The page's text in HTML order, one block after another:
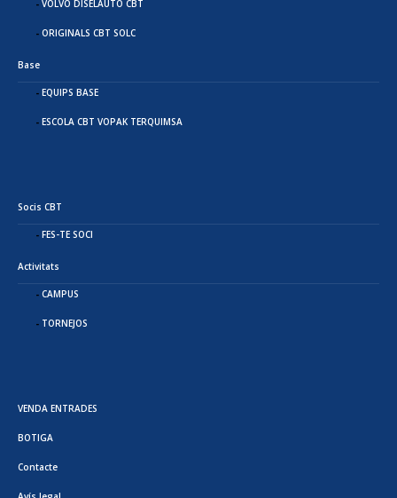
VOLVO DISELAUTO CBT
ORIGINALS CBT SOLC
Base
EQUIPS BASE
ESCOLA CBT VOPAK TERQUIMSA
Socis CBT
FES-TE SOCI
Activitats
CAMPUS
TORNEJOS
VENDA ENTRADES
BOTIGA
Contacte